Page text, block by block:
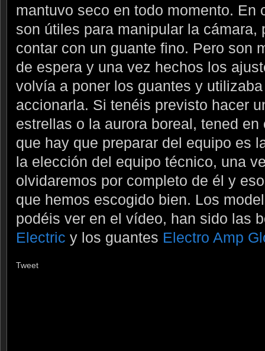
mantuvo seco en todo momento. En
son útiles para manipular la cámara,
contar con un guante fino. Pero son
de espera y una vez hechos los
volvía a poner los guantes y
accionarla. Si tenéis previsto hacer
estrellas o la aurora boreal, tened
que hay que preparar del equipo es
la elección del equipo técnico, una
olvidaremos por completo de él y
que hemos escogido bien. Los
podéis ver en el vídeo, han sido las
Electric y los guantes Electro Amp
Tweet